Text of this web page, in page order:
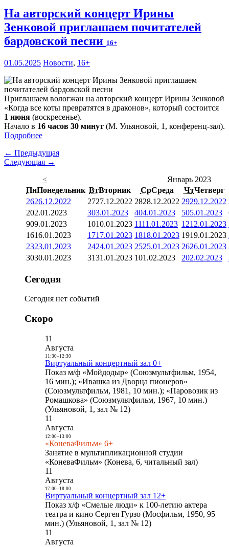
На авторский концерт Ирины
Зенковой приглашаем почитателей
бардовской песни 16+
01.05.2025 Новости, 16+
Приглашаем вологжан на авторский концерт Ирины Зенковой
«Когда все коты превратятся в драконов», который состоится
1 июня (воскресенье).
Начало в 16 часов 30 минут (М. Ульяновой, 1, конференц-зал).
Подробнее
← Предыдущая
Следующая →
<
Январь 2023
ПнПонедельник ВтВторник СрСреда ЧтЧетверг
2626.12.2022 2727.12.2022 2828.12.2022 2929.12.2022
202.01.2023 303.01.2023 404.01.2023 505.01.2023
909.01.2023 1010.01.2023 1111.01.2023 1212.01.2023
1616.01.2023 1717.01.2023 1818.01.2023 1919.01.2023
2323.01.2023 2424.01.2023 2525.01.2023 2626.01.2023
3030.01.2023 3131.01.2023 101.02.2023 202.02.2023
Сегодня
Сегодня нет событий
Скоро
11
Августа
11:30- 12:30
Виртуальный концертный зал 0+
Показ м/ф «Мойдодыр» (Союзмультфильм, 1954,
16 мин.); «Ивашка из Дворца пионеров»
(Союзмультфильм, 1981, 10 мин.); «Паровозик из
Ромашкова» (Союзмультфильм, 1967, 10 мин.)
(Ульяновой, 1, зал № 12)
11
Августа
12:00- 13:00
«КоневаФильм» 6+
Занятие в мультипликационной студии
«КоневаФильм» (Конева, 6, читальный зал)
11
Августа
17:00- 18:00
Виртуальный концертный зал 12+
Показ х/ф «Смелые люди» к 100-летию актера
театра и кино Сергея Гурзо (Мосфильм, 1950, 95
мин.) (Ульяновой, 1, зал № 12)
11
Августа